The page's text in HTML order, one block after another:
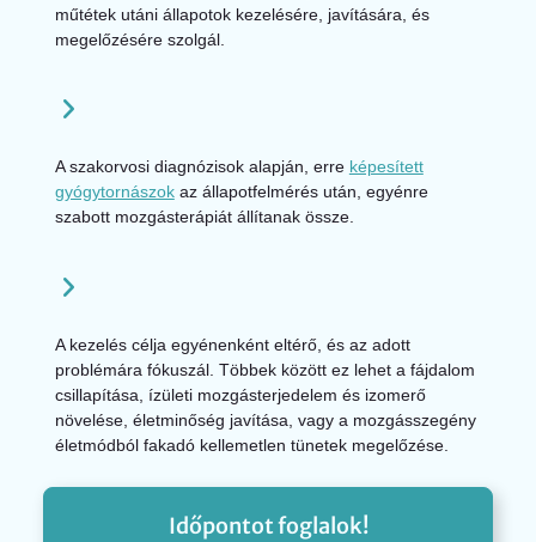
műtétek utáni állapotok kezelésére, javítására, és
megelőzésére szolgál.
A szakorvosi diagnózisok alapján, erre képesített
gyógytornászokaz állapotfelmérés után, egyénre
szabott mozgásterápiát állítanak össze.
A kezelés célja egyénenként eltérő, és az adott
problémára fókuszál. Többek között ez lehet a fájdalom
csillapítása, ízületi mozgásterjedelem és izomerő
növelése, életminőség javítása, vagy a mozgásszegény
életmódból fakadó kellemetlen tünetek megelőzése.
Időpontot foglalok!